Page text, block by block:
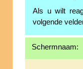
Als u wilt
volgende
Schermnaam: